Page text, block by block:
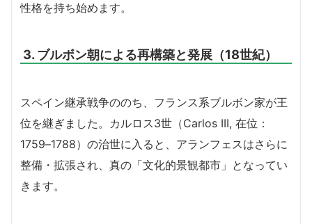
性格を持ち始めます。
3. ブルボン朝による再構築と発展（18世紀）
スペイン継承戦争ののち、フランス系ブルボン家が王
位を継ぎました。カルロス3世（Carlos III, 在位：
1759–1788）の治世に入ると、アランフェスはさらに
整備・拡張され、真の「文化的景観都市」となってい
きます。